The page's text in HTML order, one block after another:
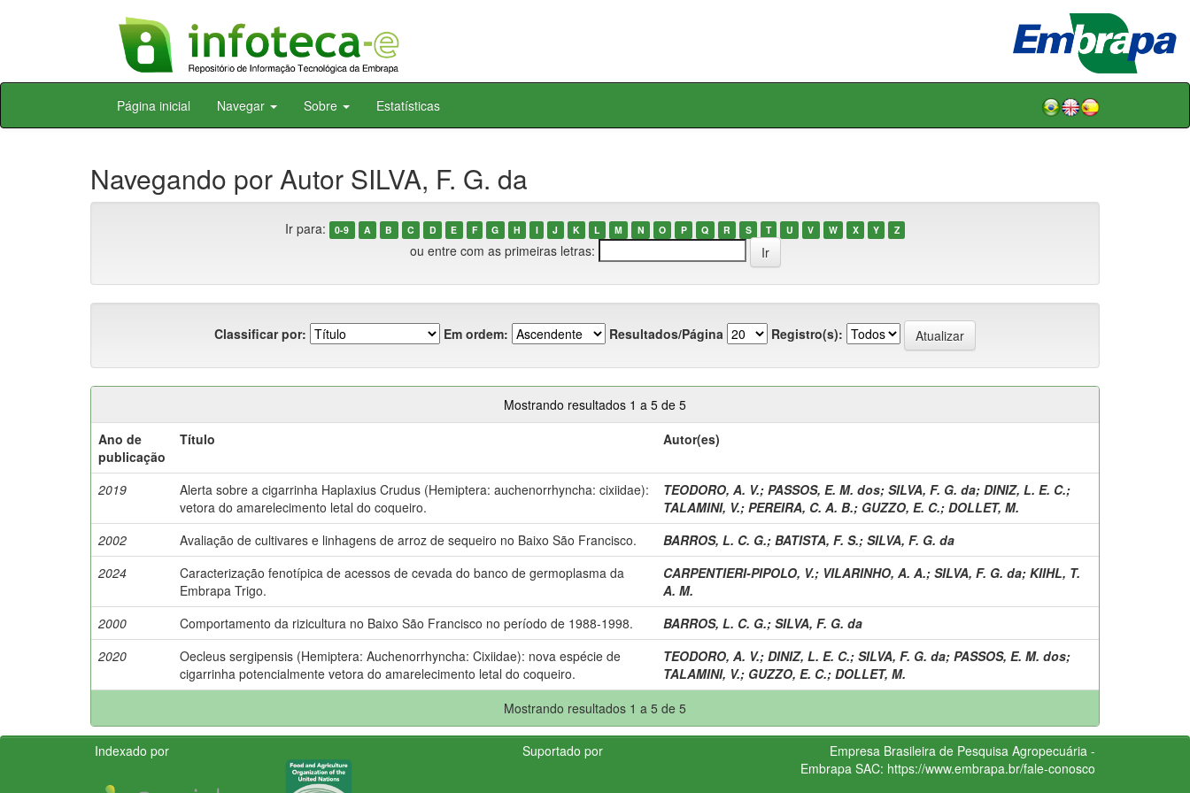
Skip
Página inicial Navegar Sobre Estatísticas
Navegando por Autor SILVA, F. G. da
Ir para: 0-9 A B C D E F G H I J K L M N O P Q R S T U V W X Y Z
ou entre com as primeiras letras:
Classificar por: Em ordem: Resultados/Página Registro(s):
Mostrando resultados 1 a 5 de 5
Ano de
publicação
Título Autor(es)
2019
Alerta sobre a cigarrinha Haplaxius Crudus (Hemiptera: auchenorrhyncha: cixiidae):
vetora do amarelecimento letal do coqueiro.
TEODORO, A. V.; PASSOS, E. M. dos; SILVA, F. G. da; DINIZ, L. E. C.;
TALAMINI, V.; PEREIRA, C. A. B.; GUZZO, E. C.; DOLLET, M.
2002
Avaliação de cultivares e linhagens de arroz de sequeiro no Baixo São Francisco. BARROS, L. C. G.; BATISTA, F. S.; SILVA, F. G. da
2024
Caracterização fenotípica de acessos de cevada do banco de germoplasma da
Embrapa Trigo.
CARPENTIERI-PIPOLO, V.; VILARINHO, A. A.; SILVA, F. G. da; KIIHL, T.
A. M.
2000
Comportamento da rizicultura no Baixo São Francisco no período de 1988-1998. BARROS, L. C. G.; SILVA, F. G. da
2020
Oecleus sergipensis (Hemiptera: Auchenorrhyncha: Cixiidae): nova espécie de
cigarrinha potencialmente vetora do amarelecimento letal do coqueiro.
TEODORO, A. V.; DINIZ, L. E. C.; SILVA, F. G. da; PASSOS, E. M. dos;
TALAMINI, V.; GUZZO, E. C.; DOLLET, M.
Mostrando resultados 1 a 5 de 5
Indexado por Suportado por
Empresa Brasileira de Pesquisa Agropecuária -
Embrapa SAC: https://www.embrapa.br/fale-conosco